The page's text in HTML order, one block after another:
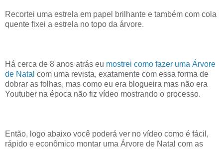
Recortei uma estrela em papel brilhante e também com cola
quente fixei a estrela no topo da árvore.
Há cerca de 8 anos atrás eu mostrei como fazer uma Árvore
de Natal com uma revista, exatamente com essa forma de
dobrar as folhas, mas como eu era blogueira mas não era
Youtuber na época não fiz vídeo mostrando o processo.
Então, logo abaixo você poderá ver no vídeo como é fácil,
rápido e econômico montar uma Árvore de Natal com as